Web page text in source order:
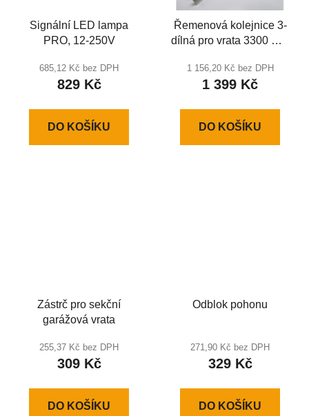
Signální LED lampa
PRO, 12-250V
685,12 Kč bez DPH
829 Kč
DO KOŠÍKU
Řemenová kolejnice 3-
dílná pro vrata 3300 mm
mm
1 156,20 Kč bez DPH
1 399 Kč
DO KOŠÍKU
Zástrč pro sekční
garážová vrata
255,37 Kč bez DPH
309 Kč
DO KOŠÍKU
Odblok pohonu
271,90 Kč bez DPH
329 Kč
DO KOŠÍKU